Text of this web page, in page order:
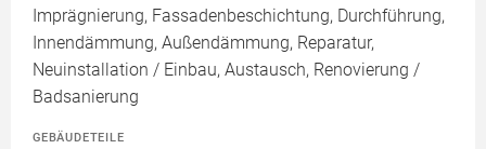
Imprägnierung, Fassadenbeschichtung, Durchführung,
Innendämmung, Außendämmung, Reparatur,
Neuinstallation / Einbau, Austausch, Renovierung /
Badsanierung
GEBÄUDETEILE